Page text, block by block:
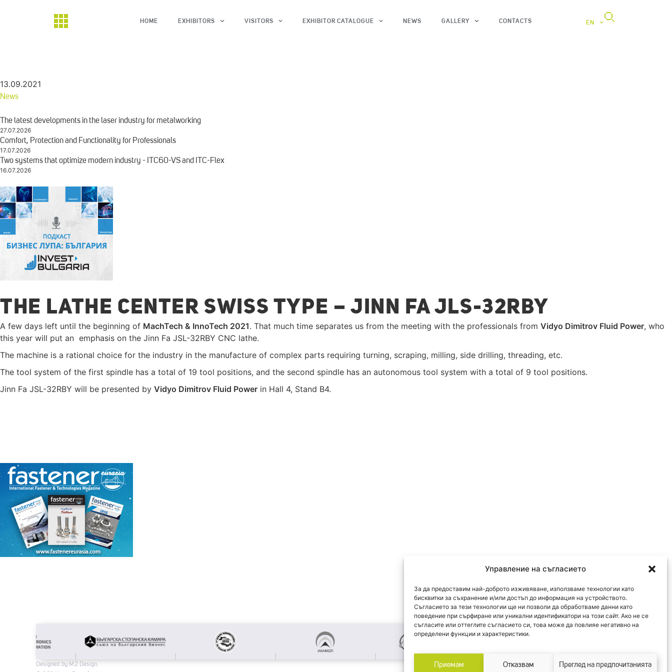
Управление на съгласието
За да предоставим най-доброто изживяване, използваме технологии като
бисквитки за съхранение и/или достъп до информация на устройството.
Съгласието за тези технологии ще ни позволи да обработваме данни като
поведение при сърфиране или уникални идентификатори на този сайт. Ако не се
съгласите или оттеглите съгласието си, това може да повлияе негативно на
определени функции и характеристики.
Приемам Отказвам Преглед на предпочитанията
HOME EXHIBITORS VISITORS EXHIBITOR CATALOGUE NEWS GALLERY CONTACTS EN
13.09.2021
News
The latest developments in the laser industry for metalworking
27.07.2026
Comfort, Protection and Functionality for Professionals
17.07.2026
Two systems that optimize modern industry - ITC60-VS and ITC-Flex
16.07.2026
THE LATHE CENTER SWISS TYPE – JINN FA JLS-32RBY
A few days left until the beginning of MachTech & InnoTech 2021. That much time separates us from the meeting with the professionals from Vidyo Dimitrov Fluid Power, who
this year will put an emphasis on the Jinn Fa JSL-32RBY CNC lathe.
The machine is a rational choice for the industry in the manufacture of complex parts requiring turning, scraping, milling, side drilling, threading, etc.
The tool system of the first spindle has a total of 19 tool positions, and the second spindle has an autonomous tool system with a total of 9 tool positions.
Jinn Fa JSL-32RBY will be presented by Vidyo Dimitrov Fluid Power in Hall 4, Stand B4.
Designed by M2 Design.